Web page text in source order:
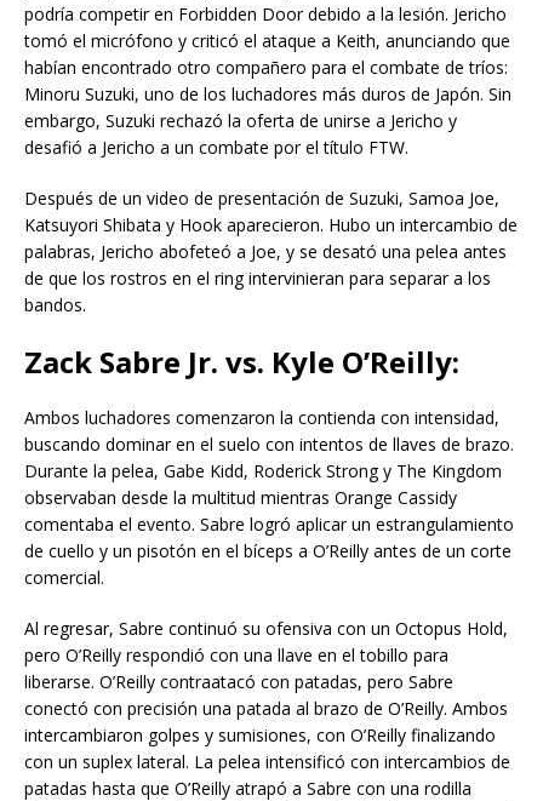
podría competir en Forbidden Door debido a la lesión. Jericho
tomó el micrófono y criticó el ataque a Keith, anunciando que
habían encontrado otro compañero para el combate de tríos:
Minoru Suzuki, uno de los luchadores más duros de Japón. Sin
embargo, Suzuki rechazó la oferta de unirse a Jericho y
desafió a Jericho a un combate por el título FTW.
Después de un video de presentación de Suzuki, Samoa Joe,
Katsuyori Shibata y Hook aparecieron. Hubo un intercambio de
palabras, Jericho abofeteó a Joe, y se desató una pelea antes
de que los rostros en el ring intervinieran para separar a los
bandos.
Zack Sabre Jr. vs. Kyle O’Reilly:
Ambos luchadores comenzaron la contienda con intensidad,
buscando dominar en el suelo con intentos de llaves de brazo.
Durante la pelea, Gabe Kidd, Roderick Strong y The Kingdom
observaban desde la multitud mientras Orange Cassidy
comentaba el evento. Sabre logró aplicar un estrangulamiento
de cuello y un pisotón en el bíceps a O’Reilly antes de un corte
comercial.
Al regresar, Sabre continuó su ofensiva con un Octopus Hold,
pero O’Reilly respondió con una llave en el tobillo para
liberarse. O’Reilly contraatacó con patadas, pero Sabre
conectó con precisión una patada al brazo de O’Reilly. Ambos
intercambiaron golpes y sumisiones, con O’Reilly finalizando
con un suplex lateral. La pelea intensificó con intercambios de
patadas hasta que O’Reilly atrapó a Sabre con una rodilla